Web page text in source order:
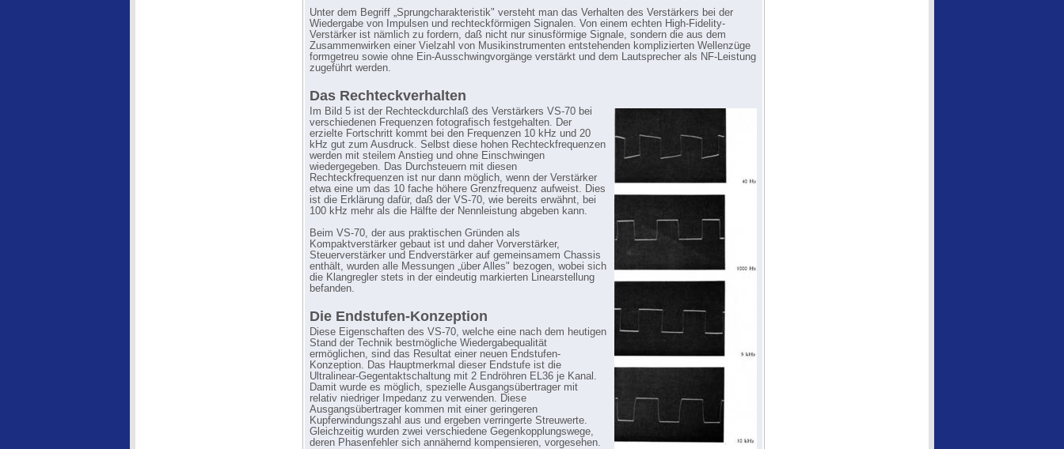
Unter dem Begriff „Sprungcharakteristik" versteht man das Verhalten des Verstärkers bei der
Wiedergabe von Impulsen und rechteckförmigen Signalen. Von einem echten High-Fidelity-
Verstärker ist nämlich zu fordern, daß nicht nur sinusförmige Signale, sondern die aus dem
Zusammenwirken einer Vielzahl von Musikinstrumenten entstehenden komplizierten Wellenzüge
formgetreu sowie ohne Ein-Ausschwingvorgänge verstärkt und dem Lautsprecher als NF-Leistung
zugeführt werden.
Das Rechteckverhalten
Im Bild 5 ist der Rechteckdurchlaß des Verstärkers VS-70 bei
verschiedenen Frequenzen fotografisch festgehalten. Der
erzielte Fortschritt kommt bei den Frequenzen 10 kHz und 20
kHz gut zum Ausdruck. Selbst diese hohen Rechteckfrequenzen
werden mit steilem Anstieg und ohne Einschwingen
wiedergegeben. Das Durchsteuern mit diesen
Rechteckfrequenzen ist nur dann möglich, wenn der Verstärker
etwa eine um das 10 fache höhere Grenzfrequenz aufweist. Dies
ist die Erklärung dafür, daß der VS-70, wie bereits erwähnt, bei
100 kHz mehr als die Hälfte der Nennleistung abgeben kann.
Beim VS-70, der aus praktischen Gründen als
Kompaktverstärker gebaut ist und daher Vorverstärker,
Steuerverstärker und Endverstärker auf gemeinsamem Chassis
enthält, wurden alle Messungen „über Alles" bezogen, wobei sich
die Klangregler stets in der eindeutig markierten Linearstellung
befanden.
Die Endstufen-Konzeption
Diese Eigenschaften des VS-70, welche eine nach dem heutigen
Stand der Technik bestmögliche Wiedergabequalität
ermöglichen, sind das Resultat einer neuen Endstufen-
Konzeption. Das Hauptmerkmal dieser Endstufe ist die
Ultralinear-Gegentaktschaltung mit 2 Endröhren EL36 je Kanal.
Damit wurde es möglich, spezielle Ausgangsübertrager mit
relativ niedriger Impedanz zu verwenden. Diese
Ausgangsübertrager kommen mit einer geringeren
Kupferwindungszahl aus und ergeben verringerte Streuwerte.
Gleichzeitig wurden zwei verschiedene Gegenkopplungswege,
deren Phasenfehler sich annähernd kompensieren, vorgesehen.